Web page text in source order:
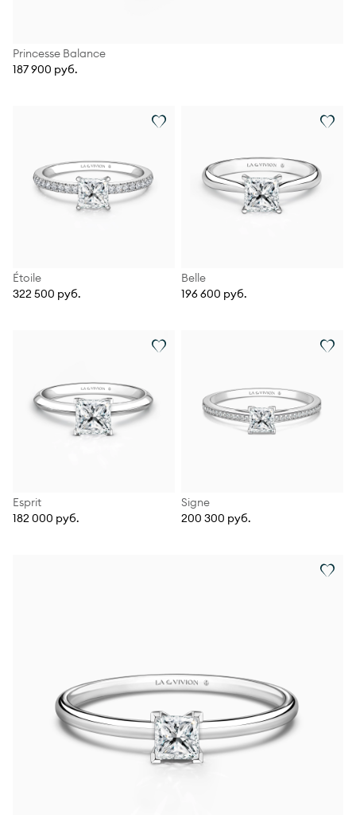
Princesse Balance
187 900 руб.
Étoile
322 500 руб.
Belle
196 600 руб.
Esprit
182 000 руб.
Signe
200 300 руб.